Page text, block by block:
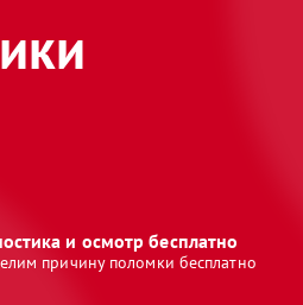
и осмотр бесплатно
причину поломки бесплатно